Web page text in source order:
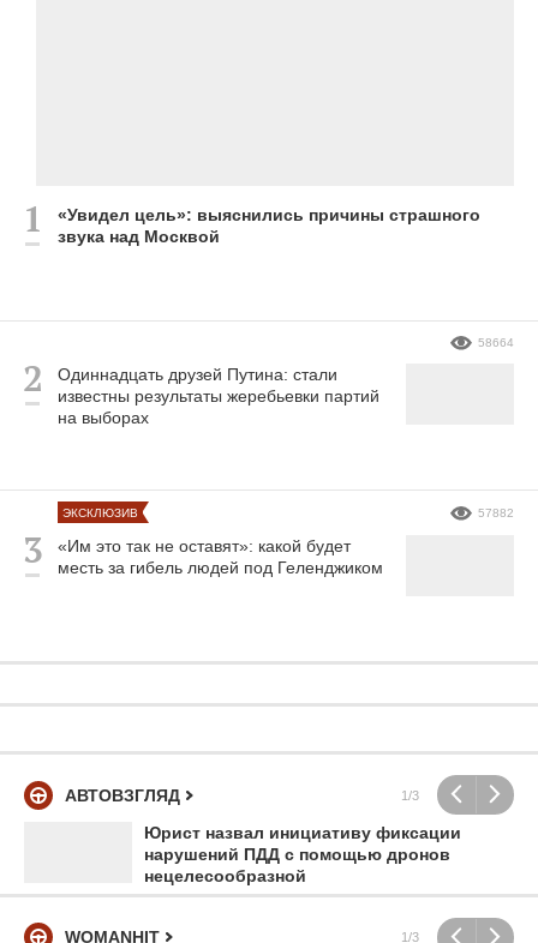
«Увидел цель»: выяснились причины страшного
звука над Москвой
Одиннадцать друзей Путина: стали
известны результаты жеребьевки партий
на выборах
58664
«Им это так не оставят»: какой будет
месть за гибель людей под Геленджиком
ЭКСКЛЮЗИВ 57882
АВТОВЗГЛЯД 1/3
Юрист назвал инициативу фиксации
нарушений ПДД с помощью дронов
нецелесообразной
WOMANHIT 1/3